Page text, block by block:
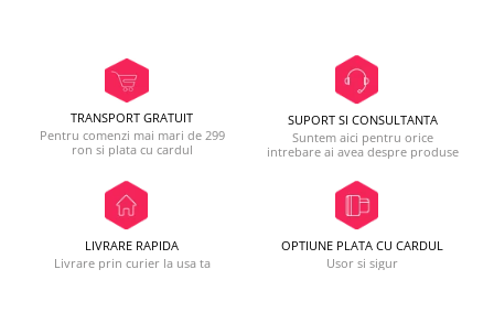
TRANSPORT GRATUIT
Pentru comenzi mai mari de 299
ron si plata cu cardul
SUPORT SI CONSULTANTA
Suntem aici pentru orice
intrebare ai avea despre produse
LIVRARE RAPIDA
Livrare prin curier la usa ta
OPTIUNE PLATA CU CARDUL
Usor si sigur